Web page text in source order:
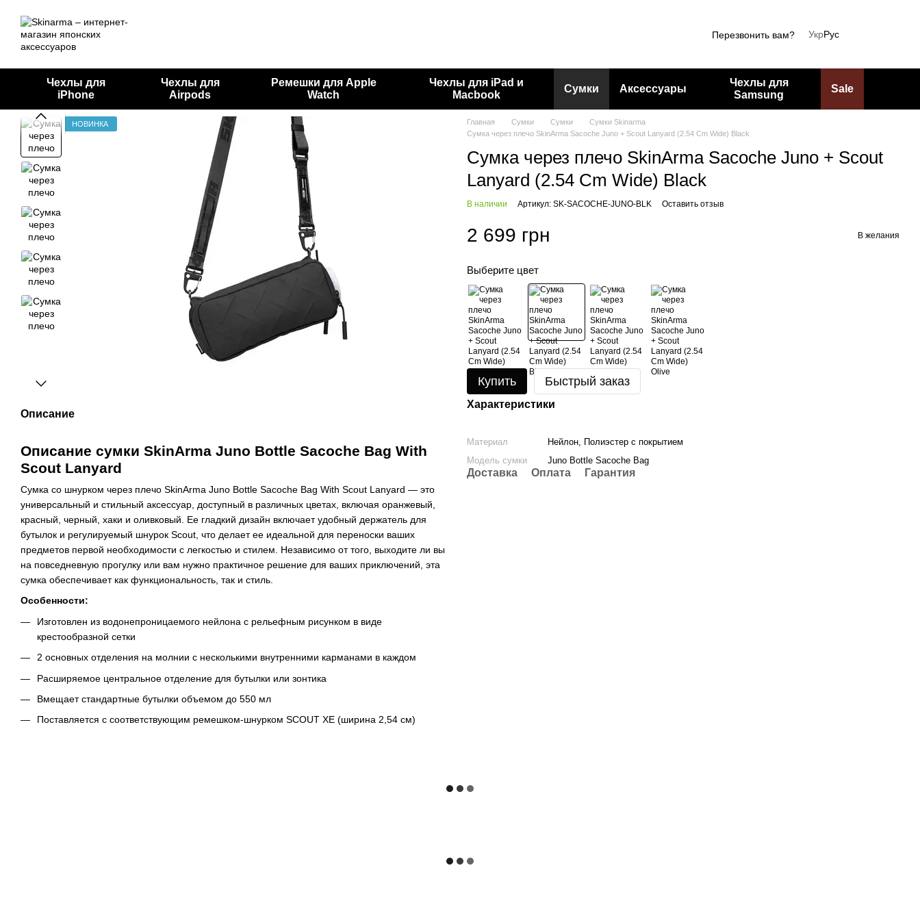
Перезвонить вам? УкрРус
Чехлы для
iPhone
Чехлы для
Airpods
Ремешки для Apple
Watch
Чехлы для iPad и
Macbook
Сумки Аксессуары
Чехлы для
Samsung
Sale
НОВИНКА
Описание
Описание сумки SkinArma Juno Bottle Sacoche Bag With
Scout Lanyard
Сумка со шнурком через плечо SkinArma Juno Bottle Sacoche Bag With Scout Lanyard — это
универсальный и стильный аксессуар, доступный в различных цветах, включая оранжевый,
красный, черный, хаки и оливковый. Ее гладкий дизайн включает удобный держатель для
бутылок и регулируемый шнурок Scout, что делает ее идеальной для переноски ваших
предметов первой необходимости с легкостью и стилем. Независимо от того, выходите ли вы
на повседневную прогулку или вам нужно практичное решение для ваших приключений, эта
сумка обеспечивает как функциональность, так и стиль.
Особенности:
Изготовлен из водонепроницаемого нейлона с рельефным рисунком в виде
крестообразной сетки
2 основных отделения на молнии с несколькими внутренними карманами в каждом
Расширяемое центральное отделение для бутылки или зонтика
Вмещает стандартные бутылки объемом до 550 мл
Поставляется с соответствующим ремешком-шнурком SCOUT XE (ширина 2,54 см)
Главная Сумки Сумки
Сумки Skinarma
Сумка через плечо SkinArma Sacoche Juno + Scout Lanyard (2.54 Cm Wide) Black
Сумка через плечо SkinArma Sacoche Juno + Scout
Lanyard (2.54 Cm Wide) Black
В наличии Артикул: SK-SACOCHE-JUNO-BLK Оставить отзыв
2 699 грн В желания
Выберите цвет
Купить Быстрый заказ
Характеристики
Материал
Нейлон, Полиэстер с покрытием
Модель сумки
Juno Bottle Sacoche Bag
Доставка Оплата Гарантия